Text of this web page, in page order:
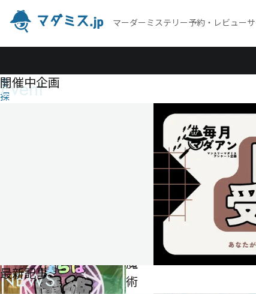
マーダーミステリー予約・レビュー
を
探
魔
術
Event
開催中企画
NEWS
最新記事